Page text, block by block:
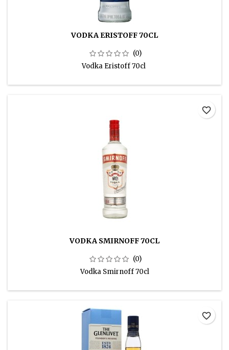
VODKA ERISTOFF 70CL
(0)
Vodka Eristoff 70cl
VODKA SMIRNOFF 70CL
(0)
Vodka Smirnoff 70cl
favorite_border
favorite_border